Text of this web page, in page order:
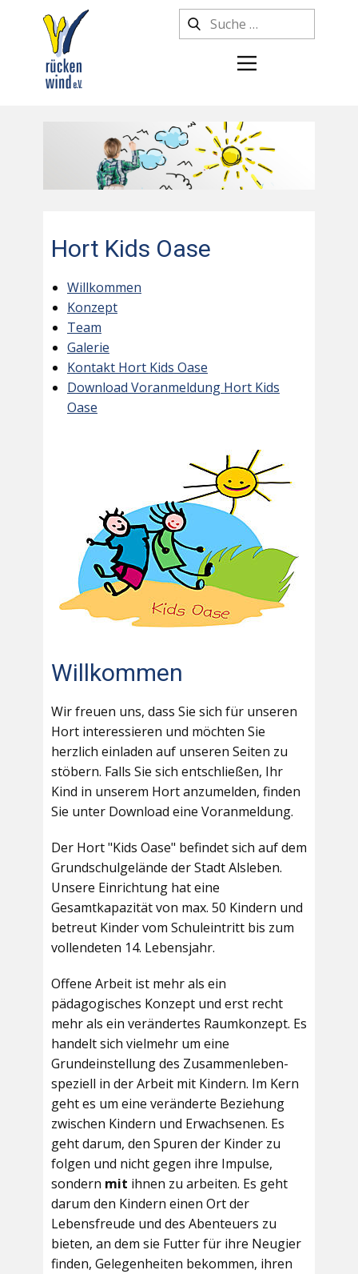
Hort Kids Oase
Willkommen
Konzept
Team
Galerie
Kontakt Hort Kids Oase
Download Voranmeldung Hort Kids
Oase
Willkommen
Wir freuen uns, dass Sie sich für unseren
Hort interessieren und möchten Sie
herzlich einladen auf unseren Seiten zu
stöbern. Falls Sie sich entschließen, Ihr
Kind in unserem Hort anzumelden, finden
Sie unter Download eine Voranmeldung.
Der Hort "Kids Oase" befindet sich auf dem
Grundschulgelände der Stadt Alsleben.
Unsere Einrichtung hat eine
Gesamtkapazität von max. 50 Kindern und
betreut Kinder vom Schuleintritt bis zum
vollendeten 14. Lebensjahr.
Offene Arbeit ist mehr als ein
pädagogisches Konzept und erst recht
mehr als ein verändertes Raumkonzept. Es
handelt sich vielmehr um eine
Grundeinstellung des Zusammenleben-
speziell in der Arbeit mit Kindern. Im Kern
geht es um eine veränderte Beziehung
zwischen Kindern und Erwachsenen. Es
geht darum, den Spuren der Kinder zu
folgen und nicht gegen ihre Impulse,
sondern mit ihnen zu arbeiten. Es geht
darum den Kindern einen Ort der
Lebensfreude und des Abenteuers zu
bieten, an dem sie Futter für ihre Neugier
finden, Gelegenheiten bekommen, ihren